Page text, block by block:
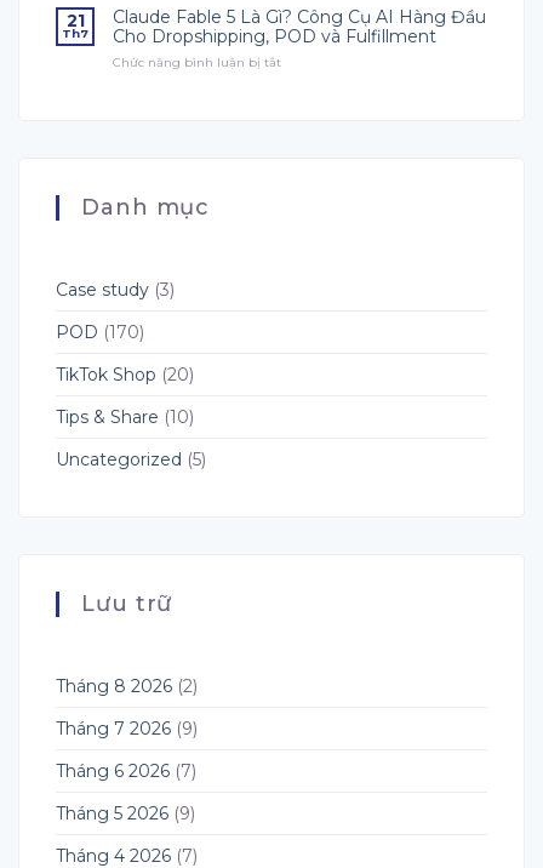
Bị
Q4?
Mà
Người
Mới
3
Nên
Chuẩn
21
Th7
Claude Fable 5 Là Gì? Công Cụ AI Hàng Đầu
Cho Dropshipping, POD và Fulfillment
Chức năng bình luận bị tắt
Danh mục
Case study (3)
POD (170)
TikTok Shop (20)
Tips & Share (10)
Uncategorized (5)
Lưu trữ
Tháng 8 2026 (2)
Tháng 7 2026 (9)
Tháng 6 2026 (7)
Tháng 5 2026 (9)
Tháng 4 2026 (7)